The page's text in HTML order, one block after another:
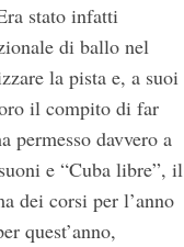
stato infatti
di ballo nel
la pista e, a suoi
il compito di far
permesso davvero a
e “Cuba libre”, il
dei corsi per l’anno
quest’anno,